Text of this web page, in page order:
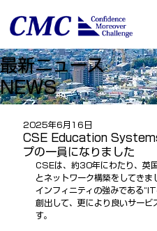
最新ニュース
​NEWS
CSE Education
プの一員になりました
2025年6月16日
CSEは、約30年にわたり、英
とネットワーク構築をしてきま
インフィニティの強みである
創出して、更により良いサービ
す。